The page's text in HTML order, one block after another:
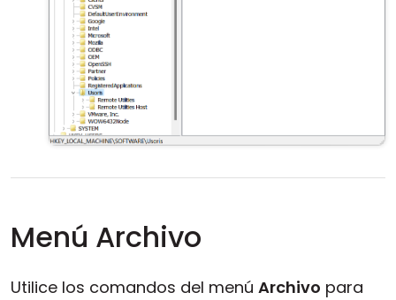
Menú Archivo
Utilice los comandos del menú Archivo para